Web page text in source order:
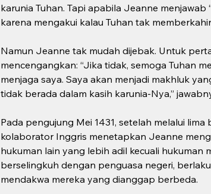
karunia Tuhan. Tapi apabila Jeanne
karena mengakui kalau Tuhan tak
Namun Jeanne tak mudah dijebak. Untuk
mencengangkan: “Jika tidak, semoga Tuhan
menjaga saya. Saya akan menjadi makhluk
tidak berada dalam kasih karunia-Nya,”
Pada pengujung Mei 1431, setelah melalui
kolaborator Inggris menetapkan Jeanne
hukuman lain yang lebih adil kecuali hukuman
berselingkuh dengan penguasa negeri,
mendakwa mereka yang dianggap berbeda.